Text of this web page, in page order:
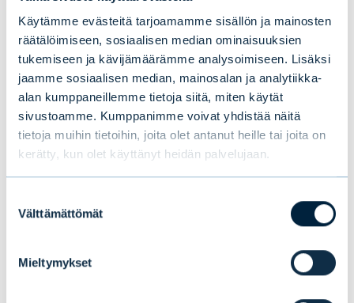
Käytämme evästeitä tarjoamamme sisällön ja mainosten
räätälöimiseen, sosiaalisen median ominaisuuksien
tukemiseen ja kävijämäärämme analysoimiseen. Lisäksi
jaamme sosiaalisen median, mainosalan ja analytiikka-
alan kumppaneillemme tietoja siitä, miten käytät
sivustoamme. Kumppanimme voivat yhdistää näitä
tietoja muihin tietoihin, joita olet antanut heille tai joita on
kerätty, kun olet käyttänyt heidän palvelujaan.
valinta
Välttämättömät
Mieltymykset
Puolivälikatsaus 2026:
Nousumarkkina jatkuu, mutta
hengähdystauko todennäköinen